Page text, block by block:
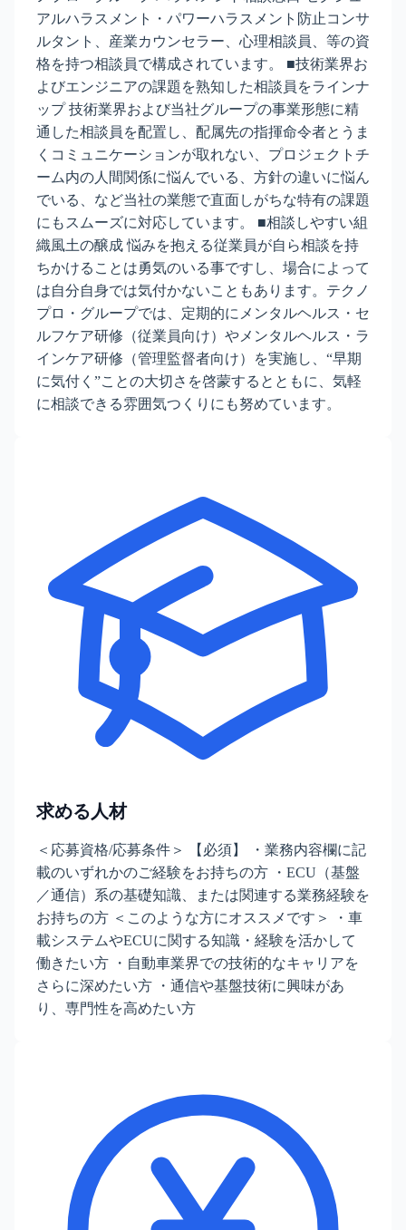
アルハラスメント・パワーハラスメント防止コンサ
ルタント、産業カウンセラー、心理相談員、等の資
格を持つ相談員で構成されています。 ■技術業界お
よびエンジニアの課題を熟知した相談員をラインナ
ップ 技術業界および当社グループの事業形態に精
通した相談員を配置し、配属先の指揮命令者とうま
くコミュニケーションが取れない、プロジェクトチ
ーム内の人間関係に悩んでいる、方針の違いに悩ん
でいる、など当社の業態で直面しがちな特有の課題
にもスムーズに対応しています。 ■相談しやすい組
織風土の醸成 悩みを抱える従業員が自ら相談を持
ちかけることは勇気のいる事ですし、場合によって
は自分自身では気付かないこともあります。テクノ
プロ・グループでは、定期的にメンタルヘルス・セ
ルフケア研修（従業員向け）やメンタルヘルス・ラ
インケア研修（管理監督者向け）を実施し、“早期
に気付く”ことの大切さを啓蒙するとともに、気軽
に相談できる雰囲気つくりにも努めています。
求める人材
＜応募資格/応募条件＞ 【必須】 ・業務内容欄に記
載のいずれかのご経験をお持ちの方 ・ECU（基盤
／通信）系の基礎知識、または関連する業務経験を
お持ちの方 ＜このような方にオススメです＞ ・車
載システムやECUに関する知識・経験を活かして
働きたい方 ・自動車業界での技術的なキャリアを
さらに深めたい方 ・通信や基盤技術に興味があ
り、専門性を高めたい方